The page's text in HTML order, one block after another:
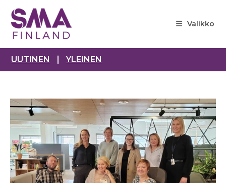
suoraan
sisältöön
Valikko
UUTINEN YLEINEN